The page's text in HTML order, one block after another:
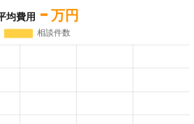
均費用 - 万円